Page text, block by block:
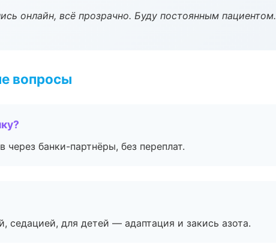
онлайн, всё прозрачно. Буду постоянным пациентом.
вопросы
через банки-партнёры, без переплат.
седацией, для детей — адаптация и закись азота.